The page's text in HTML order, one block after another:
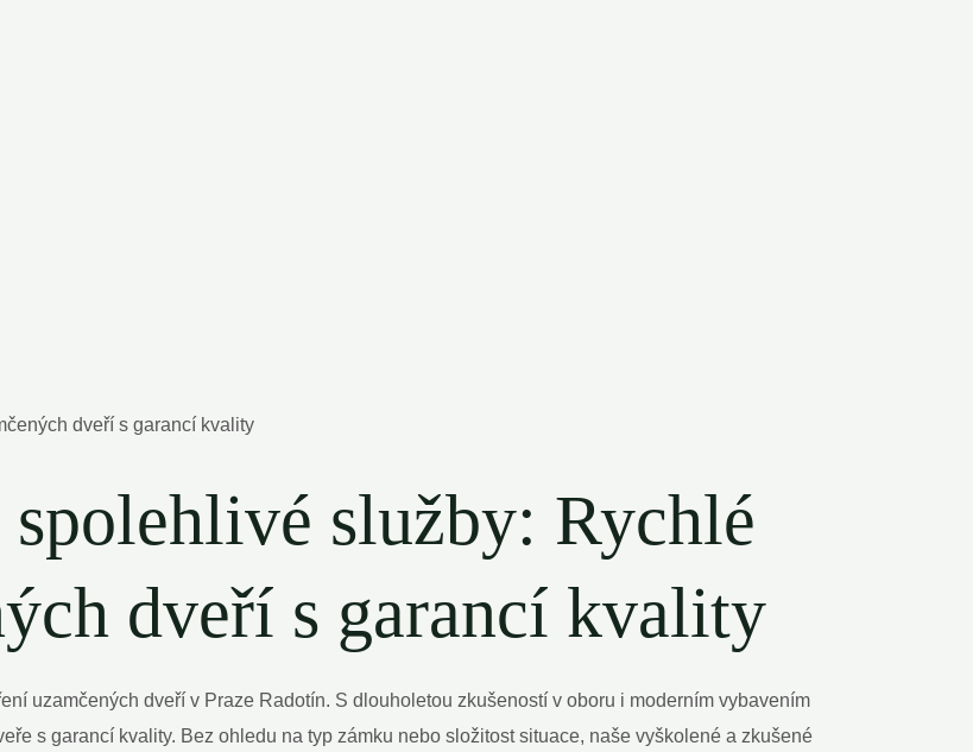
služby: Rychlé
dveří s garancí kvality
uzamčených dveří v Praze Radotín. S dlouholetou zkušeností v oboru i moderním vybavením
s garancí kvality. Bez ohledu na typ zámku nebo složitost situace, naše vyškolené a zkušené